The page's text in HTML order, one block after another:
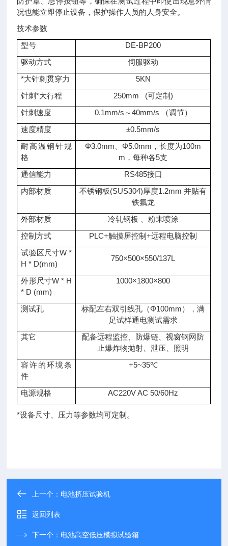
况也能立即停止设备，保护操作人员的人身安全。
技术参数
型号
DE-BP200
驱动方式
伺服驱动
*大针刺贯穿力
5KN
针刺*大行程
250mm (可定制)
针刺速度
0.1mm/s～40mm/s （调节）
速度精度
±0.5mm/s
耐高温钢针规
格
Φ3.0mm、Φ5.0mm，长度为100m
m，每种各5支
通信能力
RS485接口
内部材质
不锈钢板(SUS304)厚度1.2mm 并贴有
铁氟龙
外部材质
冷轧钢板 、粉末喷涂
控制方式
PLC+触摸屏控制+远程电脑控制
试验区尺寸W *
H * D(mm)
750×500×550/137L
外形尺寸W * H
* D (mm)
1000×1800×800
测试孔
标配左右双引线孔（Φ100mm），满
足试样通电测试需求
其它
配备远程监控、防爆链、视窗钢网防
止爆炸物抛射、泄压、照明
容许的环境条
件
+5~35℃
电源规格 AC220V AC 50/60Hz
*设备尺寸、压力等参数均可定制。
上一个： 电池挤压试验机
返回列表
下一个： 电池高空低压模拟试验箱